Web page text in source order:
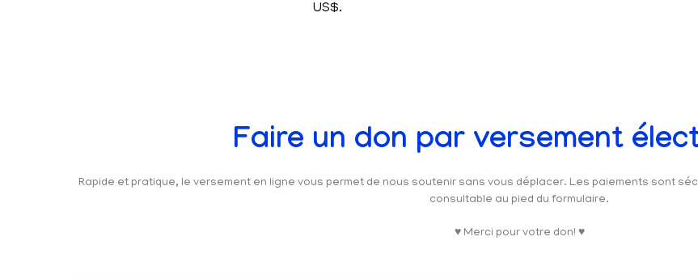
US$.
Faire un don par versement
Rapide et pratique, le versement en ligne vous permet de nous soutenir sans vous déplacer. Les paiements sont
consultable au pied du formulaire.
♥ Merci pour votre don! ♥